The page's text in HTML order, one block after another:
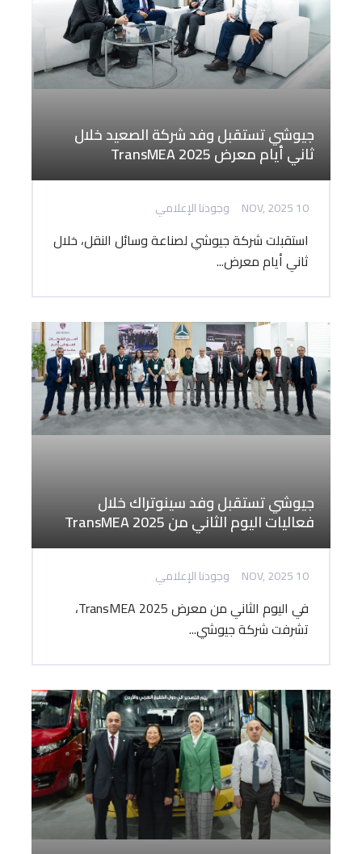
جيوشي تستقبل وفد شركة الصعيد خلال
ثاني أيام معرض TransMEA 2025
10 NOV, 2025 وجودنا الإعلامي
استقبلت شركة جيوشي لصناعة وسائل النقل، خلال
ثاني أيام معرض...
جيوشي تستقبل وفد سينوتراك خلال
فعاليات اليوم الثاني من TransMEA 2025
10 NOV, 2025 وجودنا الإعلامي
في اليوم الثاني من معرض TransMEA 2025،
تشرفت شركة جيوشي...